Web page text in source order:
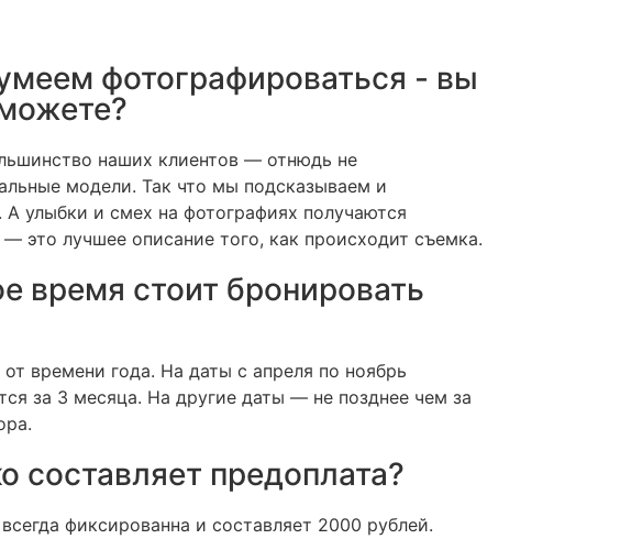
фотографироваться - вы
наших клиентов — отнюдь не
модели. Так что мы подсказываем и
А улыбки и смех на фотографиях получаются
это лучшее описание того, как происходит съемка.
время стоит бронировать
от времени года. На даты с апреля по ноябрь
за 3 месяца. На другие даты — не позднее чем за
составляет предоплата?
фиксированна и составляет 2000 рублей.